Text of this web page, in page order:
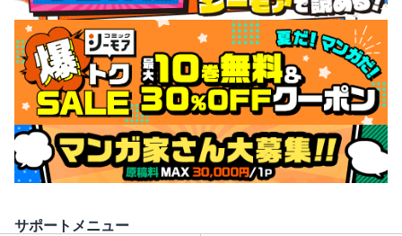
サポートメニュー